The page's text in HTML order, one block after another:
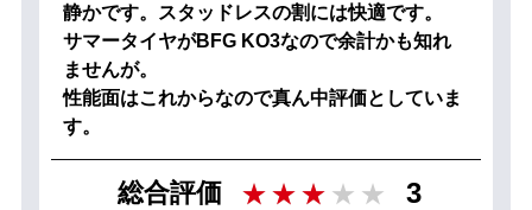
静かです。スタッドレスの割には快適です。
サマータイヤがBFG KO3なので余計かも知れ
ませんが。
性能面はこれからなので真ん中評価としていま
す。
総合評価 3